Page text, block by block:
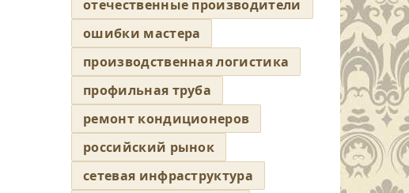
отечественные производители
ошибки мастера
производственная логистика
профильная труба
ремонт кондиционеров
российский рынок
сетевая инфраструктура